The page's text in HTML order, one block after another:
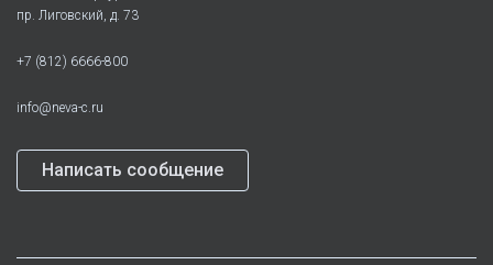
пр. Лиговский, д. 73
+7 (812) 6666-800
info@neva-c.ru
Написать сообщение